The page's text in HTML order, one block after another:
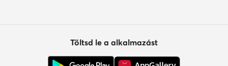
Töltsd le a alkalmazást